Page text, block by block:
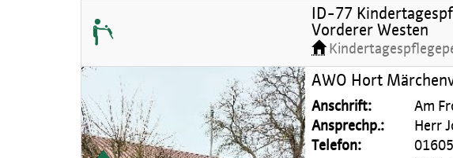
ID-77
Vorderer Westen
AWO Hort
Anschrift:
Am
Ansprechp.:
Herr
Telefon: